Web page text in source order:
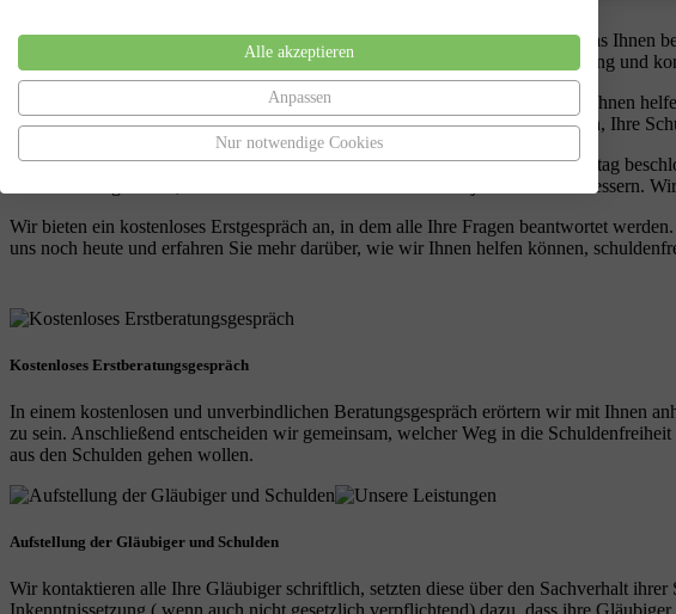
Willkommen bei der Schuldenfreiheit Altenlohe! Wir sind ein Anwaltsteam, das Ihnen
Experten im Bereich Restschuldbefreiung. Wir bieten eine umfassende Beratung und
Es kann schwierig sein, eine Privatinsolvenz zu beantragen, aber wir können Ihnen
helfen, Ihre finanzielle Situation zu verbessern. Wir können Ihnen dabei helfen, Ihre
Das neue Insolvenzrecht, das am 17. Dezember 2020 vom Deutschen Bundestag
Ihnen die Möglichkeit, Ihre finanzielle Situation schneller als je zuvor zu verbessern.
Wir bieten ein kostenloses Erstgespräch an, in dem alle Ihre Fragen beantwortet
uns noch heute und erfahren Sie mehr darüber, wie wir Ihnen helfen können,
Kostenloses Erstberatungsgespräch
In einem kostenlosen und unverbindlichen Beratungsgespräch erörtern wir mit Ihnen
zu sein. Anschließend entscheiden wir gemeinsam, welcher Weg in die
aus den Schulden gehen wollen.
Aufstellung der Gläubiger und Schulden
Wir kontaktieren alle Ihre Gläubiger schriftlich, setzten diese über den Sachverhalt
Alle akzeptieren
Anpassen
Nur notwendige Cookies